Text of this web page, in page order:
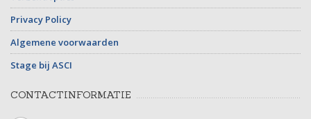
Privacy Policy
Algemene voorwaarden
Stage bij ASCI
CONTACTINFORMATIE